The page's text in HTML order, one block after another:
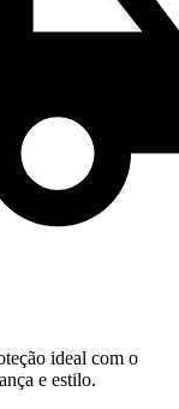
ideal com o
e estilo.